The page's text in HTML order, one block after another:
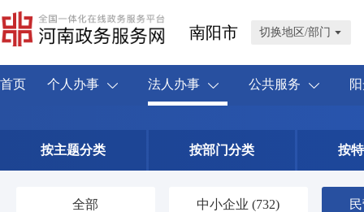
南阳市 切换地区/部门
首页 个人办事 法人办事 公共服务
按主题分类 按部门分类 按
全部 中小企业(732)